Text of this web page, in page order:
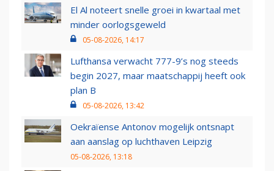
El Al noteert snelle groei in kwartaal met
minder oorlogsgeweld
05-08-2026, 14:17
Lufthansa verwacht 777-9’s nog steeds
begin 2027, maar maatschappij heeft ook
plan B
05-08-2026, 13:42
Oekraïense Antonov mogelijk ontsnapt
aan aanslag op luchthaven Leipzig
05-08-2026, 13:18